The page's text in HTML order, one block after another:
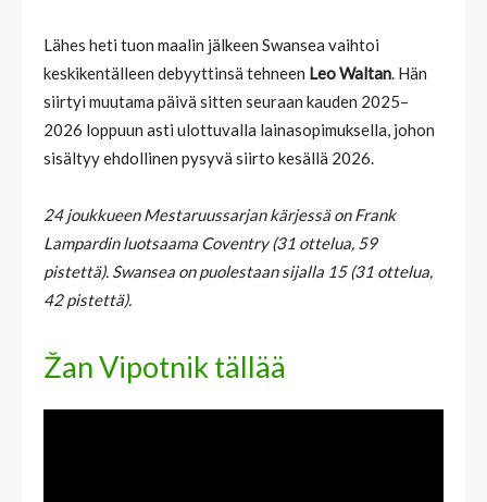
Lähes heti tuon maalin jälkeen Swansea vaihtoi
keskikentälleen debyyttinsä tehneen Leo Waltan. Hän
siirtyi muutama päivä sitten seuraan kauden 2025–
2026 loppuun asti ulottuvalla lainasopimuksella, johon
sisältyy ehdollinen pysyvä siirto kesällä 2026.
24 joukkueen Mestaruussarjan kärjessä on Frank
Lampardin luotsaama Coventry (31 ottelua, 59
pistettä). Swansea on puolestaan sijalla 15 (31 ottelua,
42 pistettä).
Žan Vipotnik tällää